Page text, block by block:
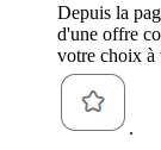
Depuis la
d'une offre
votre choix à
.